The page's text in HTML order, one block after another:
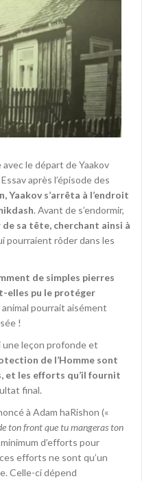
le départ de Yaakov
après l’épisode des
Yaakov s’arrêta à l’endroit
. Avant de s’endormir,
sa tête, cherchant ainsi à
pourraient rôder dans les
de simples pierres
elles pu le protéger
pourrait aisément
!
une leçon profonde et
de l’Homme sont
et les efforts qu’il fournit
final.
à Adam haRishon («
d’efforts pour
efforts ne sont qu’un
Celle-ci dépend